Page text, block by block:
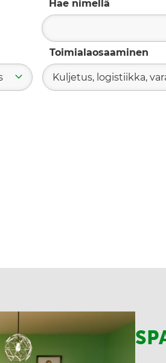
Hae nimellä
Toimialaosaaminen
Kuljetus, logistiikka,